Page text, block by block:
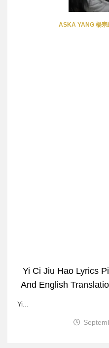
ASKA YANG 楊宗
Yi Ci Jiu Hao Lyrics
And English
Yi...